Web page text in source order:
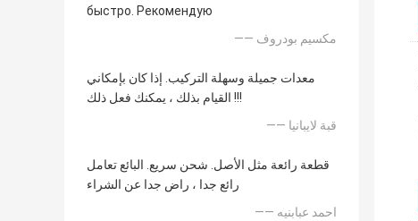
быстро. Рекомендую
—— مكسيم بودروف
معدات جميلة وسهلة التركيب. إذا كان بإمكاني
القيام بذلك ، يمكنك فعل ذلك !!!
—— قبة لايبانيا
قطعة رائعة مثل الأصل. شحن سريع. البائع تعامل
رائع جدا ، راض جدا عن الشراء
—— احمد عبابنيه